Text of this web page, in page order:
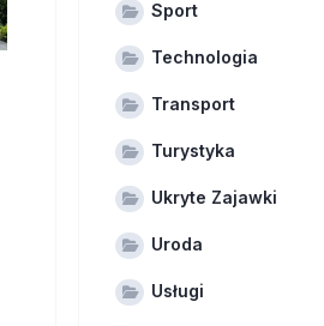
Sport
Technologia
Transport
Turystyka
Ukryte Zajawki
Uroda
Usługi